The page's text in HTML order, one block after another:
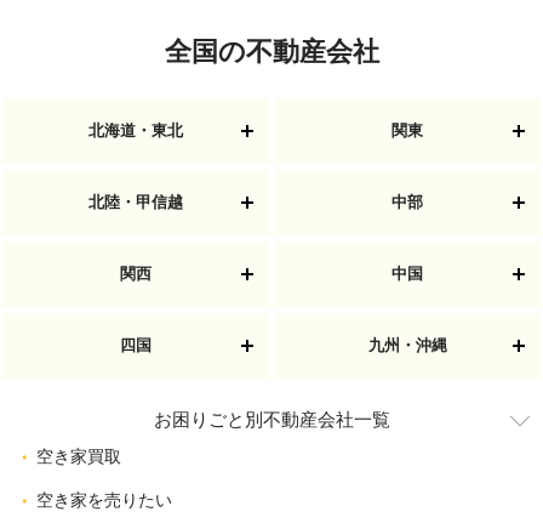
全国の不動産会社
北海道・東北 関東
北陸・甲信越 中部
関西 中国
四国 九州・沖縄
お困りごと別不動産会社一覧
空き家買取
空き家を売りたい